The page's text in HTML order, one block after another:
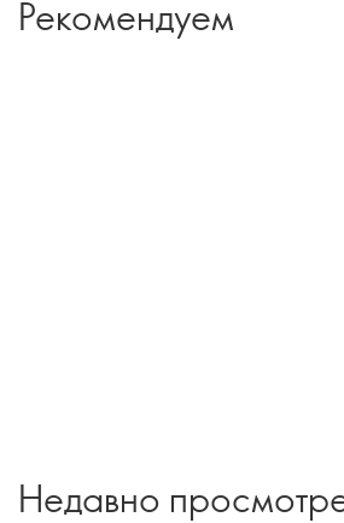
Рекомендуем
Недавно